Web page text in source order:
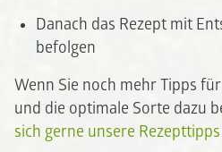
Danach das Rezept mit
befolgen
Wenn Sie noch mehr Tipps
und die optimale Sorte dazu
sich gerne unsere Rezepttipps